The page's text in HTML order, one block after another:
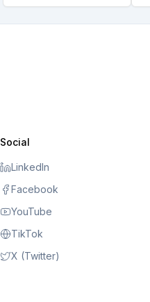
Social
LinkedIn
Facebook
YouTube
TikTok
X (Twitter)